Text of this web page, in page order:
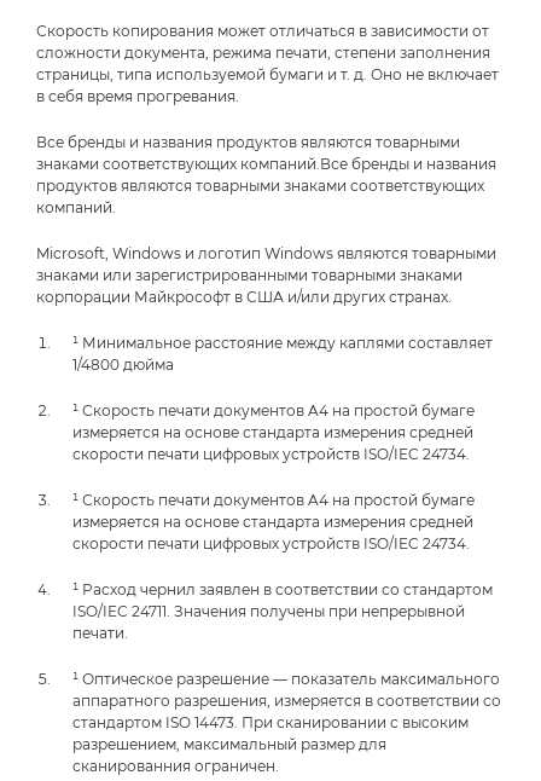
Скорость копирования может отличаться в зависимости от
сложности документа, режима печати, степени заполнения
страницы, типа используемой бумаги и т. д. Оно не включает
в себя время прогревания.
Все бренды и названия продуктов являются товарными
знаками соответствующих компаний.Все бренды и названия
продуктов являются товарными знаками соответствующих
компаний.
Microsoft, Windows и логотип Windows являются товарными
знаками или зарегистрированными товарными знаками
корпорации Майкрософт в США и/или других странах.
¹ Минимальное расстояние между каплями составляет
1/4800 дюйма
¹ Скорость печати документов A4 на простой бумаге
измеряется на основе стандарта измерения средней
скорости печати цифровых устройств ISO/IEC 24734.
¹ Скорость печати документов A4 на простой бумаге
измеряется на основе стандарта измерения средней
скорости печати цифровых устройств ISO/IEC 24734.
¹ Расход чернил заявлен в соответствии со стандартом
ISO/IEC 24711. Значения получены при непрерывной
печати.
¹ Оптическое разрешение — показатель максимального
аппаратного разрешения, измеряется в соответствии со
стандартом ISO 14473. При сканировании с высоким
разрешением, максимальный размер для
сканированния ограничен.